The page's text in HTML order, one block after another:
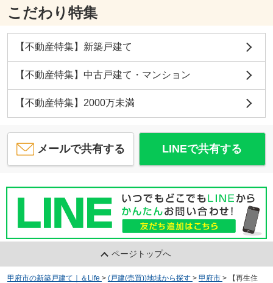
こだわり特集
【不動産特集】新築戸建て
【不動産特集】中古戸建て・マンション
【不動産特集】2000万未満
メールで共有する LINEで共有する
ページトップへ
甲府市の新築戸建て｜＆Life > (戸建(売買))地域から探す > 甲府市 >
【再生住